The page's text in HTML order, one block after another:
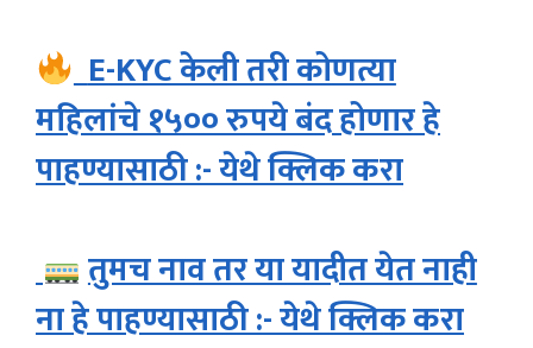
E-KYC केली तरी कोणत्या
महिलांचे १५०० रुपये बंद होणार हे
पाहण्यासाठी :- येथे क्लिक करा
तुमच नाव तर या यादीत येत नाही
ना हे पाहण्यासाठी :- येथे क्लिक करा